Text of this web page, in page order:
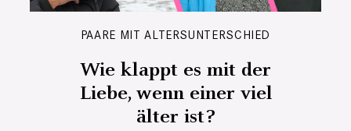
PAARE MIT ALTERSUNTERSCHIED
Wie klappt es mit der
Liebe, wenn einer viel
älter ist?